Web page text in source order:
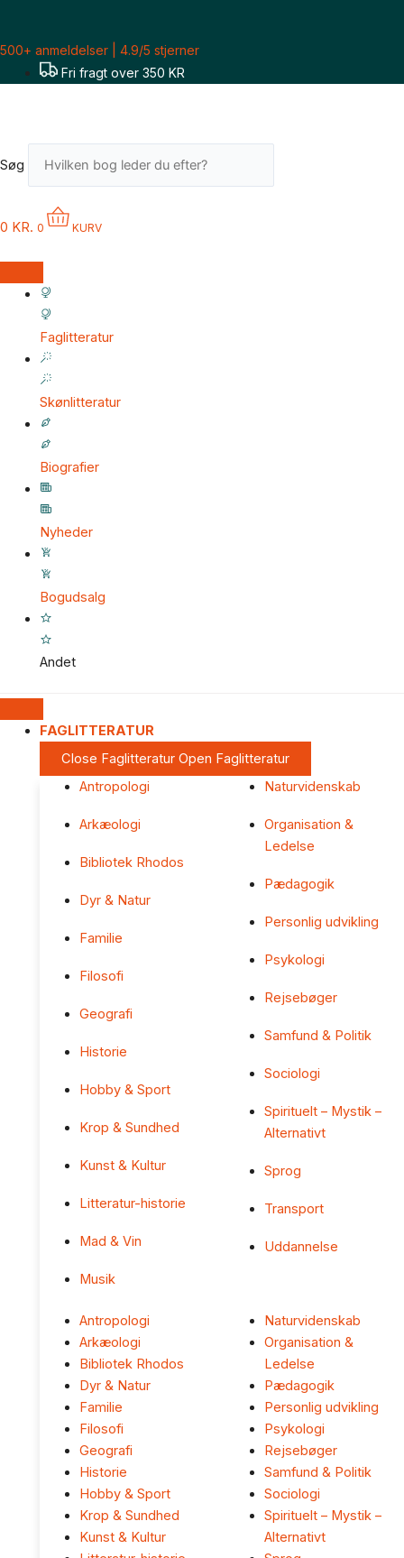
indholdet
500+ anmeldelser | 4.9/5 stjerner
Fri fragt over 350 KR
Søg
0 KR. 0 KURV
Faglitteratur
Skønlitteratur
Biografier
Nyheder
Bogudsalg
Andet
FAGLITTERATUR
Close Faglitteratur Open Faglitteratur
Antropologi
Arkæologi
Bibliotek Rhodos
Dyr & Natur
Familie
Filosofi
Geografi
Historie
Hobby & Sport
Krop & Sundhed
Kunst & Kultur
Litteratur-historie
Mad & Vin
Musik
Naturvidenskab
Organisation &
Ledelse
Pædagogik
Personlig udvikling
Psykologi
Rejsebøger
Samfund & Politik
Sociologi
Spirituelt – Mystik –
Alternativt
Sprog
Transport
Uddannelse
Antropologi
Arkæologi
Bibliotek Rhodos
Dyr & Natur
Familie
Filosofi
Geografi
Historie
Hobby & Sport
Krop & Sundhed
Kunst & Kultur
Naturvidenskab
Organisation &
Ledelse
Pædagogik
Personlig udvikling
Psykologi
Rejsebøger
Samfund & Politik
Sociologi
Spirituelt – Mystik –
Alternativt